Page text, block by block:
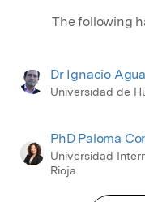
The following
Dr Ignacio
Universidad de
PhD Paloma
Universidad
Rioja